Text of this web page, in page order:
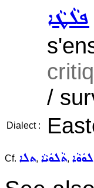
ܦܠܵܛܵܐ
/
Dialect :
Cf. ܬܠܐ, ܬܵܠܘܿܝܵܐ,